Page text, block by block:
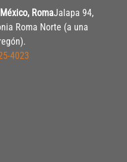
RomaJalapa 94,
Roma Norte (a una
4023